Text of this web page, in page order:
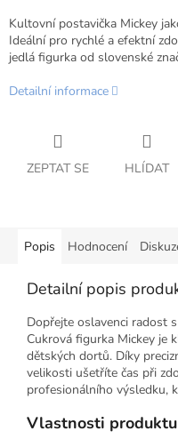
Kultovní postavička Mickey
Ideální pro rychlé a efektní
jedlá figurka od slovenské
Detailní informace
ZEPTAT SE HLÍDAT
Popis Hodnocení
Detailní popis
Dopřejte oslavenci radost
Cukrová figurka Mickey je
dětských dortů. Díky
velikosti ušetříte čas při
profesionálního výsledku,
Vlastnosti produktu